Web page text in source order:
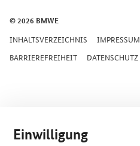
© 2026 BMWE
INHALTSVERZEICHNIS IMPRESSUM
BARRIEREFREIHEIT
DATENSCHUTZ
Einwilligung